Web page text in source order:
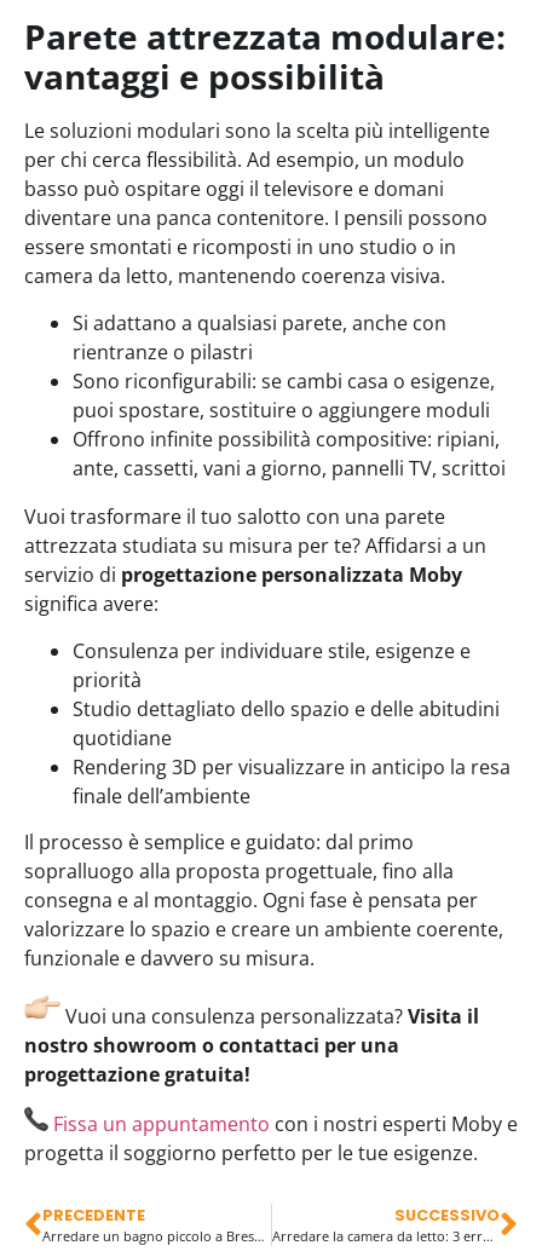
Parete attrezzata modulare:
vantaggi e possibilità
Le soluzioni modulari sono la scelta più intelligente
per chi cerca flessibilità. Ad esempio, un modulo
basso può ospitare oggi il televisore e domani
diventare una panca contenitore. I pensili possono
essere smontati e ricomposti in uno studio o in
camera da letto, mantenendo coerenza visiva.
Si adattano a qualsiasi parete, anche con
rientranze o pilastri
Sono riconfigurabili: se cambi casa o esigenze,
puoi spostare, sostituire o aggiungere moduli
Offrono infinite possibilità compositive: ripiani,
ante, cassetti, vani a giorno, pannelli TV, scrittoi
Vuoi trasformare il tuo salotto con una parete
attrezzata studiata su misura per te? Affidarsi a un
servizio di progettazione personalizzata Moby
significa avere:
Consulenza per individuare stile, esigenze e
priorità
Studio dettagliato dello spazio e delle abitudini
quotidiane
Rendering 3D per visualizzare in anticipo la resa
finale dell’ambiente
Il processo è semplice e guidato: dal primo
sopralluogo alla proposta progettuale, fino alla
consegna e al montaggio. Ogni fase è pensata per
valorizzare lo spazio e creare un ambiente coerente,
funzionale e davvero su misura.
Vuoi una consulenza personalizzata?Visita il
nostro showroom o contattaci per una
progettazione gratuita!
Fissa un appuntamento con i nostri esperti Moby e
progetta il soggiorno perfetto per le tue esigenze.
PRECEDENTE
Arredare un bagno piccolo a Brescia: trucchi e consigli per ottimizzare ogni centimetro
SUCCESSIVO
Arredare la camera da letto: 3 errori comuni da non commette!